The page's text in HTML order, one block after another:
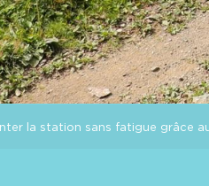
la station sans fatigue grâce